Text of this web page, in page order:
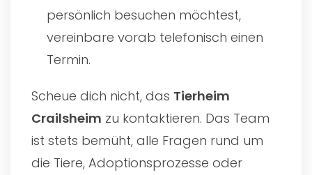
persönlich besuchen möchtest,
vereinbare vorab telefonisch einen
Termin.
Scheue dich nicht, das Tierheim
Crailsheim zu kontaktieren. Das Team
ist stets bemüht, alle Fragen rund um
die Tiere, Adoptionsprozesse oder